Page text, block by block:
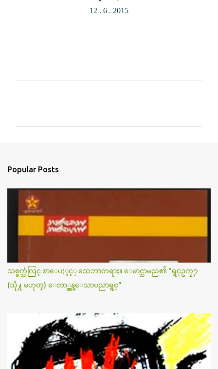
12 . 6 . 2015
s
Popular Posts
သစ္ခက္သံလြင္ စာေပႏွင့္ သေဘာတရား။ ေမာင္သာမည၏ "ရွင္ဥကၠ႒
(သို႔ မဟုတ္) ေတာ္လွန္ေသာပညာရွင္"